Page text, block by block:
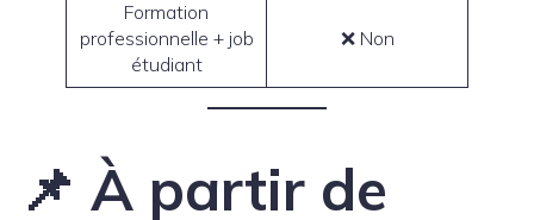
Formation
professionnelle + job
étudiant
❌ Non
📌 À partir de